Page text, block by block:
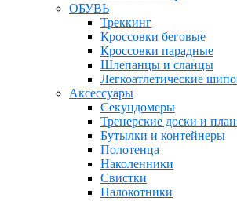
ОБУВЬ
Треккинг
Кроссовки беговые
Кроссовки парадные
Шлепанцы и сланцы
Легкоатлетические
Аксессуары
Секундомеры
Тренерские доски и
Бутылки и контейнеры
Полотенца
Наколенники
Свистки
Налокотники